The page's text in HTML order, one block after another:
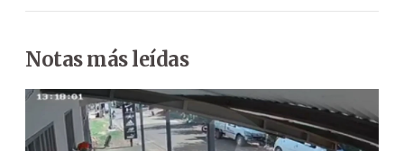
Notas más leídas